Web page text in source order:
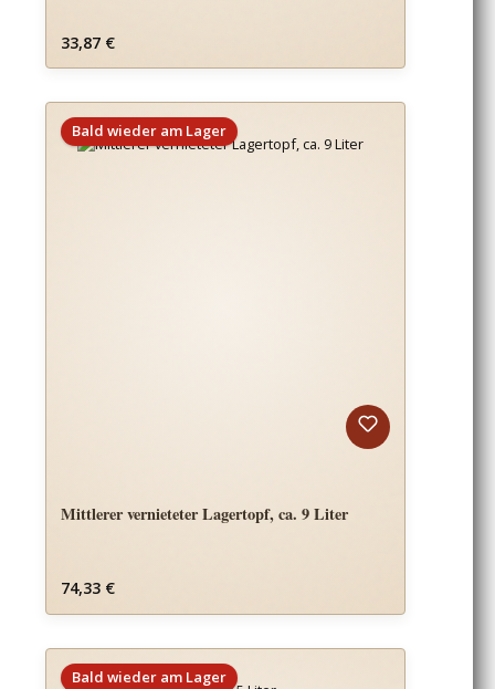
Regulärer Preis:
33,87 €
Bald wieder am Lager
Mittlerer vernieteter Lagertopf, ca. 9 Liter
Regulärer Preis:
74,33 €
Bald wieder am Lager